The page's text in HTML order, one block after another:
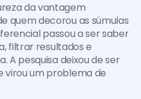
da vantagem
quem decorou as súmulas
passou a ser saber
filtrar resultados e
A pesquisa deixou de ser
virou um problema de